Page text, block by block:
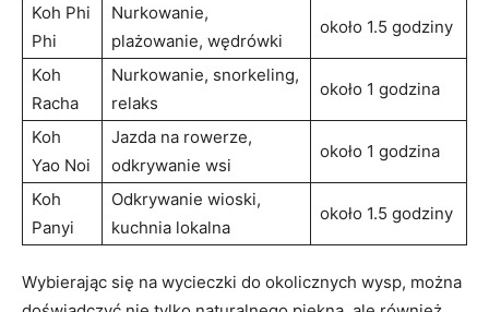
Koh⁣ Phi⁣
Phi
Nurkowanie,
plażowanie, wędrówki
około 1.5 godziny
Koh
Racha
Nurkowanie, snorkeling,
relaks
około 1 ⁣godzina
Koh
Yao Noi
Jazda na rowerze,
odkrywanie wsi
około 1⁢ godzina
Koh
‍Panyi
Odkrywanie wioski,
kuchnia lokalna
około 1.5 godziny
Wybierając się na wycieczki do okolicznych wysp, można ​